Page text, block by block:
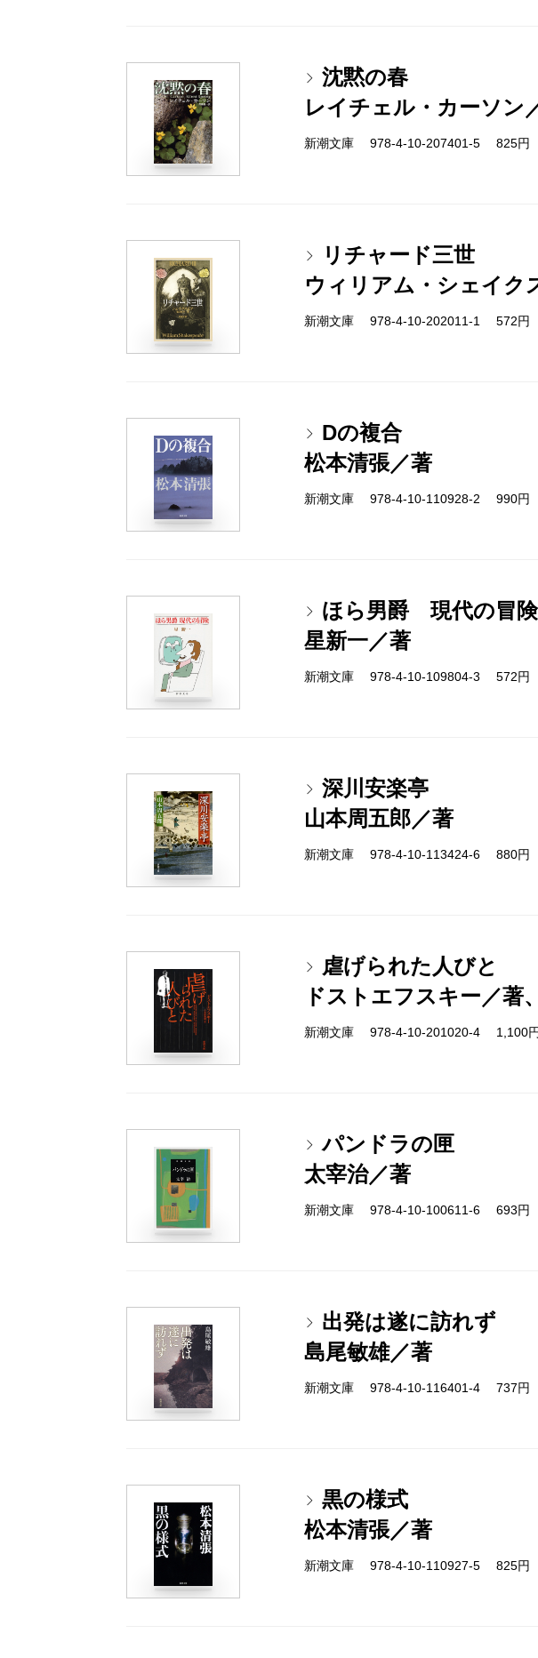
沈黙の春
レイチェル・カーソン
新潮文庫 978-4-10-207401-5 825円
リチャード三世
ウィリアム・シェイク
新潮文庫 978-4-10-202011-1 572円
Dの複合
松本清張／著
新潮文庫 978-4-10-110928-2 990円
ほら男爵 現代の冒険
星新一／著
新潮文庫 978-4-10-109804-3 572円
深川安楽亭
山本周五郎／著
新潮文庫 978-4-10-113424-6 880円
虐げられた人びと
ドストエフスキー／著
新潮文庫 978-4-10-201020-4 1,100
パンドラの匣
太宰治／著
新潮文庫 978-4-10-100611-6 693円
出発は遂に訪れず
島尾敏雄／著
新潮文庫 978-4-10-116401-4 737円
黒の様式
松本清張／著
新潮文庫 978-4-10-110927-5 825円